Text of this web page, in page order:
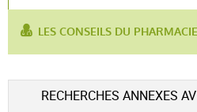
Voir l'attestation de
Avis soumis à un contrôle
LES CONSEILS DU
RECHERCHES ANNEXES